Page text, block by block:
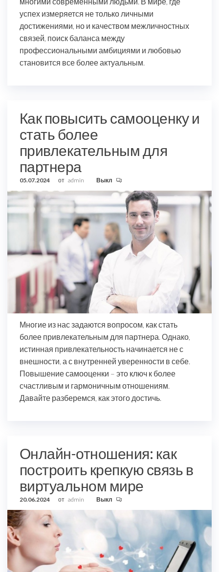
успех измеряется не только личными
достижениями, но и качеством межличностных
связей, поиск баланса между
профессиональными амбициями и любовью
становится все более актуальным.
Как повысить самооценку и
стать более
привлекательным для
партнера
05.07.2024 от admin Выкл
Многие из нас задаются вопросом, как стать
более привлекательным для партнера. Однако,
истинная привлекательность начинается не с
внешности, а с внутренней уверенности в себе.
Повышение самооценки – это ключ к более
счастливым и гармоничным отношениям.
Давайте разберемся, как этого достичь.
Онлайн-отношения: как
построить крепкую связь в
виртуальном мире
20.06.2024 от admin Выкл